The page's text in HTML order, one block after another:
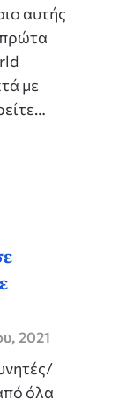
αυτής
με
2021
όλα